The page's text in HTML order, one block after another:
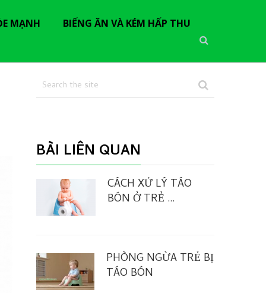
MẠNH BIẾNG ĂN VÀ KÉM HẤP THU
BÀI LIÊN QUAN
CÁCH XỬ LÝ TÁO
BÓN Ở TRẺ …
PHÒNG NGỪA TRẺ BỊ
TÁO BÓN